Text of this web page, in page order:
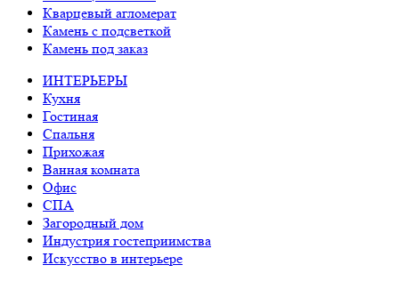
Кварцевый агломерат
Камень с подсветкой
Камень под заказ
ИНТЕРЬЕРЫ
Кухня
Гостиная
Спальня
Прихожая
Ванная комната
Офис
СПА
Загородный дом
Индустрия гостеприимства
Искусство в интерьере